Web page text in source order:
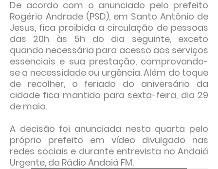
De acordo com o anunciado pelo prefeito
Rogério Andrade (PSD), em Santo Antônio de
Jesus, fica proibida a circulação de pessoas
das 20h às 5h do dia seguinte, exceto
quando necessária para acesso aos serviços
essenciais e sua prestação, comprovando-
se a necessidade ou urgência. Além do toque
de recolher, o feriado do aniversário da
cidade fica mantido para sexta-feira, dia 29
de maio.
A decisão foi anunciada nesta quarta pelo
próprio prefeito em vídeo divulgado nas
redes sociais e durante entrevista no Andaiá
Urgente, da Rádio Andaiá FM.